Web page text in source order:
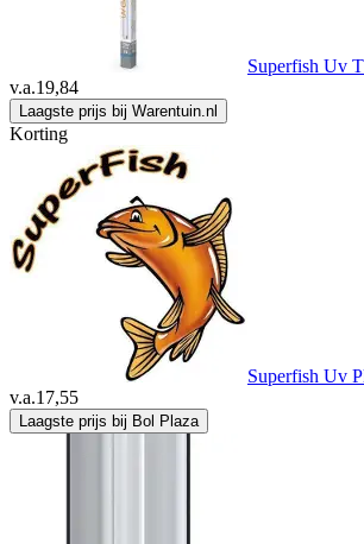
Superfish Uv
v.a.19,84
Laagste prijs bij Warentuin.nl
Korting
Superfish Uv
v.a.17,55
Laagste prijs bij Bol Plaza